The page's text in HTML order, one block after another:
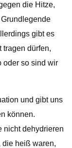
die Hitze,
gibt es
tragen dürfen,
oder so sind wir
und gibt uns
können.
nicht dehydrieren
die heiß waren,